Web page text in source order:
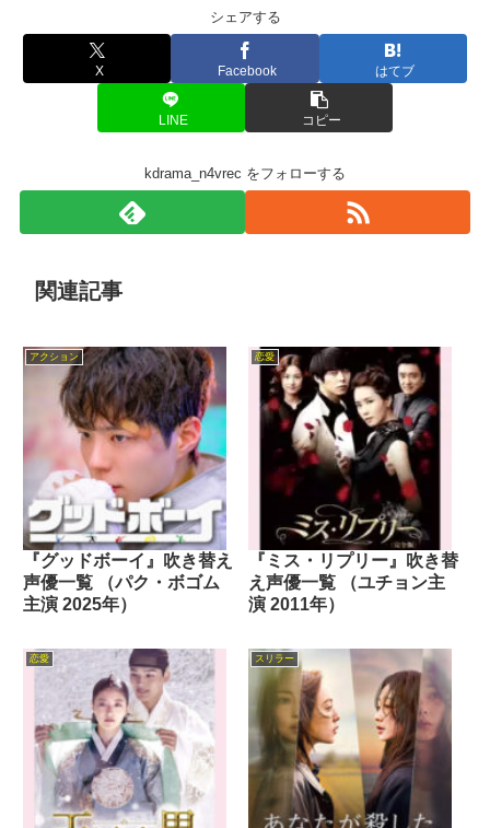
シェアする
X Facebook はてブ
LINE コピー
kdrama_n4vrec をフォローする
関連記事
アクション
『グッドボーイ』吹き替え
声優一覧 （パク・ボゴム
主演 2025年）
恋愛
『ミス・リプリー』吹き替
え声優一覧 （ユチョン主
演 2011年）
恋愛 スリラー